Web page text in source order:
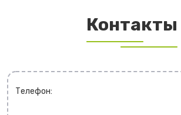
Контакты
Телефон: